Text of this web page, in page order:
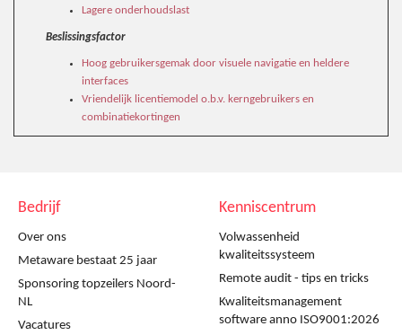
Lagere onderhoudslast
Beslissingsfactor
Hoog gebruikersgemak door visuele navigatie en heldere
interfaces
Vriendelijk licentiemodel o.b.v. kerngebruikers en
combinatiekortingen
Bedrijf
Over ons
Metaware bestaat 25 jaar
Sponsoring topzeilers Noord-
NL
Vacatures
Kenniscentrum
Volwassenheid
kwaliteitssysteem
Remote audit - tips en tricks
Kwaliteitsmanagement
software anno ISO9001:2026